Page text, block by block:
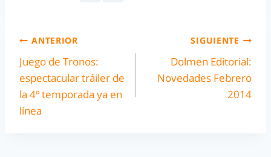
ANTERIOR
Juego de Tronos:
espectacular tráiler de
la 4º temporada ya en
línea
SIGUIENTE
Dolmen Editorial:
Novedades Febrero
2014